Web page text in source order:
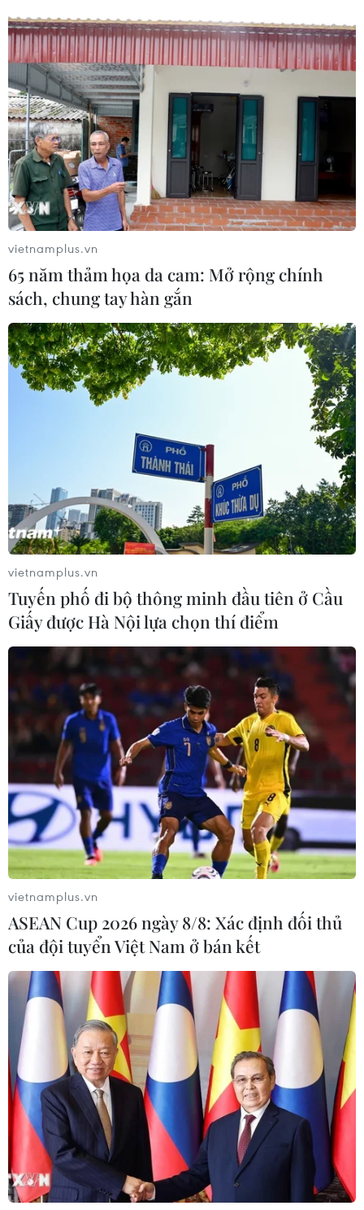
vietnamplus.vn
65 năm thảm họa da cam: Mở rộng chính
sách, chung tay hàn gắn
vietnamplus.vn
Tuyến phố đi bộ thông minh đầu tiên ở Cầu
Giấy được Hà Nội lựa chọn thí điểm
vietnamplus.vn
ASEAN Cup 2026 ngày 8/8: Xác định đối thủ
của đội tuyển Việt Nam ở bán kết